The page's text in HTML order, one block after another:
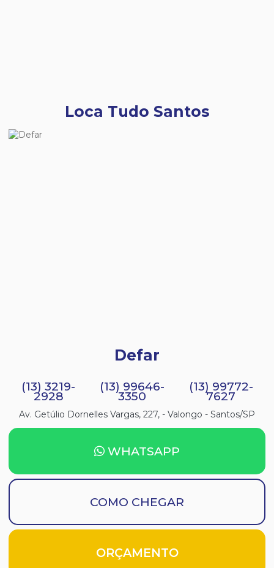
Loca Tudo Santos
Defar
(13) 3219-
2928
(13) 99646-
3350
(13) 99772-
7627
Av. Getúlio Dornelles Vargas, 227, - Valongo - Santos/SP
WHATSAPP
COMO CHEGAR
ORÇAMENTO